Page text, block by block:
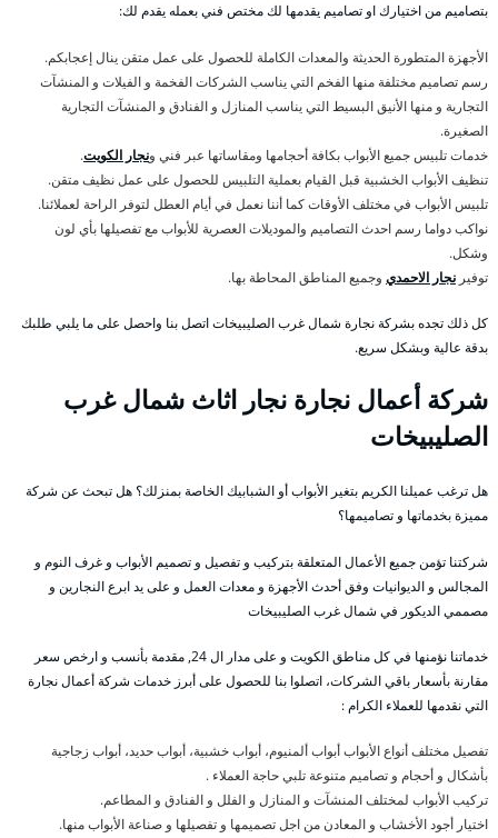
بتصاميم من اختيارك او تصاميم يقدمها لك مختص فني بعمله يقدم لك:
الأجهزة المتطورة الحديثة والمعدات الكاملة للحصول على عمل متقن ينال إعجابكم.
رسم تصاميم مختلفة منها الفخم التي يناسب الشركات الفخمة و الفيلات و المنشآت
التجارية و منها الأنيق البسيط التي يناسب المنازل و الفنادق و المنشآت التجارية
الصغيرة.
خدمات تلبيس جميع الأبواب بكافة أحجامها ومقاساتها عبر فني ونجار الكويت.
تنظيف الأبواب الخشبية قبل القيام بعملية التلبيس للحصول على عمل نظيف متقن.
تلبيس الأبواب في مختلف الأوقات كما أننا نعمل في أيام العطل لتوفر الراحة لعملائنا.
نواكب دواما رسم احدث التصاميم والموديلات العصرية للأبواب مع تفصيلها بأي لون
وشكل.
توفير نجار الاحمدي وجميع المناطق المحاطة بها.
كل ذلك تجده بشركة نجارة شمال غرب الصليبيخات اتصل بنا واحصل على ما يلبي طلبك
بدقة عالية وبشكل سريع.
شركة أعمال نجارة نجار اثاث شمال غرب
الصليبيخات
هل ترغب عميلنا الكريم بتغير الأبواب أو الشبابيك الخاصة بمنزلك؟ هل تبحث عن شركة
مميزة بخدماتها و تصاميمها؟
شركتنا تؤمن جميع الأعمال المتعلقة بتركيب و تفصيل و تصميم الأبواب و غرف النوم و
المجالس و الديوانيات وفق أحدث الأجهزة و معدات العمل و على يد ابرع النجارين و
مصممي الديكور في شمال غرب الصليبيخات
خدماتنا نؤمنها في كل مناطق الكويت و على مدار ال 24, مقدمة بأنسب و ارخص سعر
مقارنة بأسعار باقي الشركات، اتصلوا بنا للحصول على أبرز خدمات شركة أعمال نجارة
التي نقدمها للعملاء الكرام :
تفصيل مختلف أنواع الأبواب أبواب ألمنيوم، أبواب خشبية، أبواب حديد، أبواب زجاجية
بأشكال و أحجام و تصاميم متنوعة تلبي حاجة العملاء .
تركيب الأبواب لمختلف المنشآت و المنازل و الفلل و الفنادق و المطاعم.
اختيار أجود الأخشاب و المعادن من اجل تصميمها و تفصيلها و صناعة الأبواب منها.